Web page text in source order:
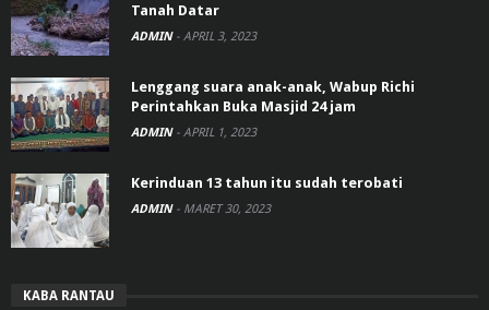
Tanah Datar
ADMIN - APRIL 3, 2023
Lenggang suara anak-anak, Wabup Richi
Perintahkan Buka Masjid 24 jam
ADMIN - APRIL 1, 2023
Kerinduan 13 tahun itu sudah terobati
ADMIN - MARET 30, 2023
KABA RANTAU